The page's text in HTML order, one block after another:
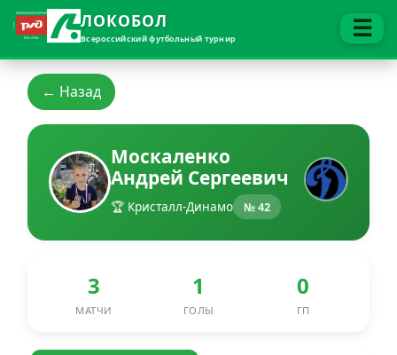
ЛОКОБОЛ
Всероссийский футбольный турнир ☰
← Назад
Москаленко
Андрей Сергеевич
🏆 Кристалл-Динамо № 42
3
МАТЧИ
1
ГОЛЫ
0
ГП